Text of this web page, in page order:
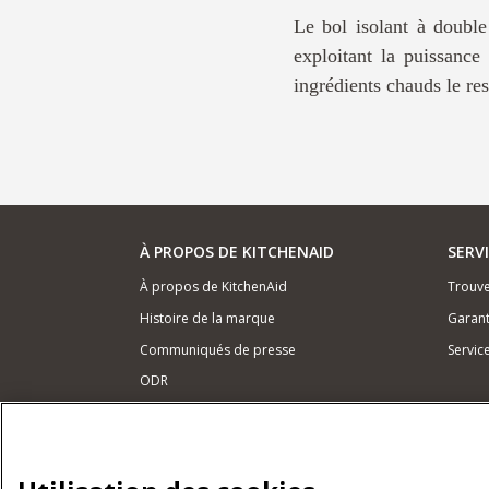
Le bol isolant à
exploitant la
ingrédients chauds le
À PROPOS DE KITCHENAID
À propos de KitchenAid
Histoire de la marque
Communiqués de presse
ODR